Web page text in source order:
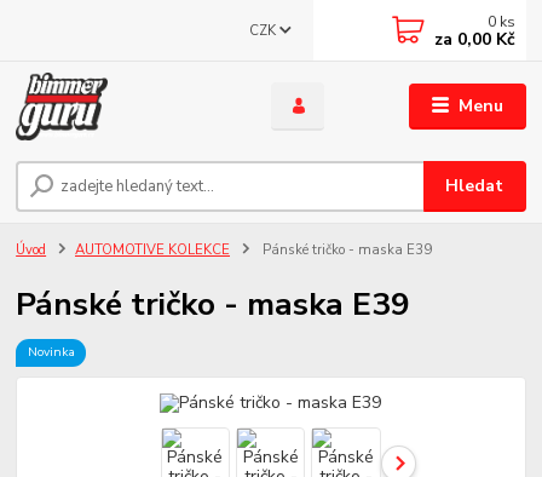
Menu
CZK
Hledat
0 ks
za 0,00 Kč
Úvod AUTOMOTIVE KOLEKCE Pánské tričko - maska E39
Pánské tričko - maska E39
Novinka